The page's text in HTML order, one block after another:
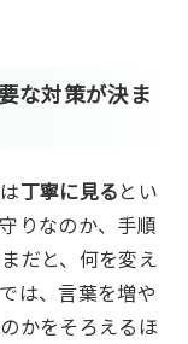
な対策が決ま
丁寧に見るとい
りなのか、手順
だと、何を変え
は、言葉を増や
かをそろえるほ